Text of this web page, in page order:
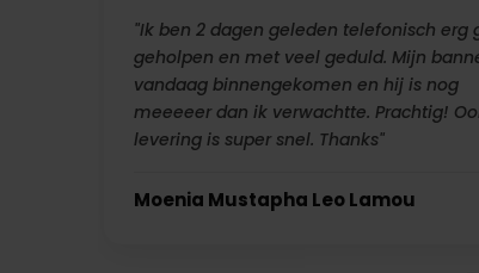
"Ik ben 2 dagen geleden telefonisch erg
geholpen en met veel geduld. Mijn
vandaag binnengekomen en hij is nog
meeeeer dan ik verwachtte. Prachtig!
levering is super snel. Thanks"
Moenia Mustapha Leo Lamou